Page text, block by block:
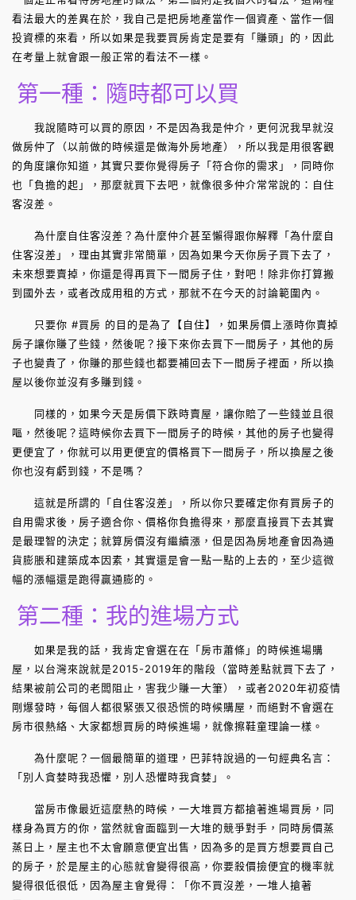
看法最大的差異在於，我自己是把房地產當作一個資產、當作一個
投資標的來看，所以如果是我要買房肯定是要有「賺頭」的，因此
在考量上就會跟一般正常的看法不一樣。
第一種：隨時都可以買
我說隨時可以買的原因，不是因為我是仲介，更何況我早就沒
做房仲了（以前做的時候還是做海外房地產），所以我是用很客觀
的角度讓你知道，其實只要你覺得房子「符合你的需求」，同時你
也「負擔的起」，那麼就買下去吧，就像很多仲介常常說的：自住
客沒差。
為什麼自住客沒差？為什麼仲介甚至懶得跟你解釋「為什麼自
住客沒差」，理由其實非常簡單，因為如果今天你房子買下去了，
未來想要賣掉，你還是得再買下一間房子住，對吧！除非你打算搬
到國外去，或者改成用租的方式，那就不在今天的討論範圍內。
只要你 #買房 的目的是為了【自住】，如果房價上漲時你賣掉
房子讓你賺了些錢，然後呢？接下來你去買下一間房子，其他的房
子也變貴了，你賺的那些錢也都要補回去下一間房子裡面，所以換
屋以後你並沒有多賺到錢。
同樣的，如果今天是房價下跌時賣屋，讓你賠了一些錢並且很
嘔，然後呢？這時候你去買下一間房子的時候，其他的房子也變得
更便宜了，你就可以用更便宜的價格買下一間房子，所以換屋之後
你也沒有虧到錢，不是嗎？
這就是所謂的「自住客沒差」，所以你只要確定你有買房子的
自用需求後，房子適合你、價格你負擔得來，那麼直接買下去其實
是最理智的決定；就算房價沒有繼續漲，但是因為房地產會因為通
貨膨脹和建築成本因素，其實還是會一點一點的上去的，至少這微
幅的漲幅還是跑得贏通膨的。
第二種：我的進場方式
如果是我的話，我肯定會選在在「房市蕭條」的時候進場購
屋，以台灣來說就是2015-2019年的階段（當時差點就買下去了，
結果被前公司的老闆阻止，害我少賺一大筆），或者2020年初疫情
剛爆發時，每個人都很緊張又很恐慌的時候購屋，而絕對不會選在
房市很熱絡、大家都想買房的時候進場，就像擦鞋童理論一樣。
為什麼呢？一個最簡單的道理，巴菲特說過的一句經典名言：
「別人貪婪時我恐懼，別人恐懼時我貪婪」。
當房市像最近這麼熱的時候，一大堆買方都搶著進場買房，同
樣身為買方的你，當然就會面臨到一大堆的競爭對手，同時房價蒸
蒸日上，屋主也不太會願意便宜出售，因為多的是買方想要買自己
的房子，於是屋主的心態就會變得很高，你要殺價撿便宜的機率就
變得很低很低，因為屋主會覺得：「你不買沒差，一堆人搶著